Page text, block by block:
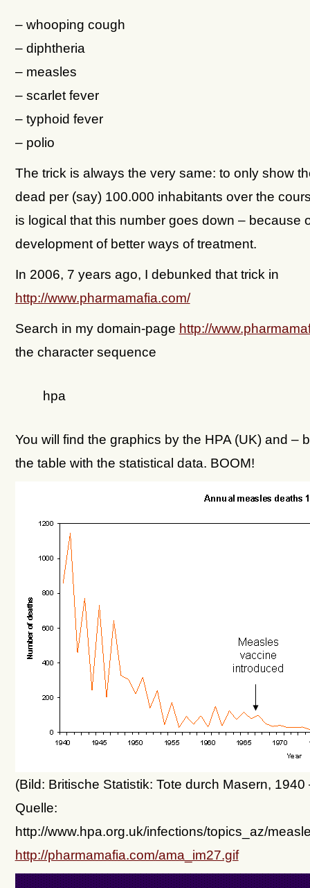
– whooping cough
– diphtheria
– measles
– scarlet fever
– typhoid fever
– polio
The trick is always the very same: to only show
dead per (say) 100.000 inhabitants over the
is logical that this number goes down – because
development of better ways of treatment.
In 2006, 7 years ago, I debunked that trick in
http://www.pharmamafia.com/
Search in my domain-page http://
the character sequence
hpa
You will find the graphics by the HPA (UK) and –
the table with the statistical data. BOOM!
(Bild: Britische Statistik: Tote durch Masern, 1940
Quelle:
http://www.hpa.org.uk/infections/topics_az/
http://pharmamafia.com/ama_im27.gif